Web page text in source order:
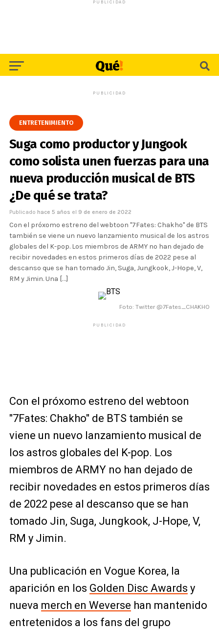
PUBLICIDAD
PUBLICIDAD
ENTRETENIMIENTO
Suga como productor y Jungook
como solista unen fuerzas para una
nueva producción musical de BTS
¿De qué se trata?
Publicado hace 5 años el 9 de enero de 2022
Con el próxomo estreno del webtoon "7Fates: Chakho" de BTS
también se viene un nuevo lanzamiento musical de los astros
globales del K-pop. Los miembros de ARMY no han dejado de
recibir novedades en estos primeros días de 2022 pese al
descanso que se han tomado Jin, Suga, Jungkook, J-Hope, V,
RM y Jimin. Una […]
Foto: Twitter @7Fates_CHAKHO
PUBLICIDAD
Con el próxomo estreno del webtoon
"7Fates: Chakho" de BTS también se
viene un nuevo lanzamiento musical de
los astros globales del K-pop. Los
miembros de ARMY no han dejado de
recibir novedades en estos primeros días
de 2022 pese al descanso que se han
tomado Jin, Suga, Jungkook, J-Hope, V,
RM y Jimin.
Una publicación en Vogue Korea, la
aparición en los Golden Disc Awards y
nueva merch en Weverse han mantenido
entretenidos a los fans del grupo